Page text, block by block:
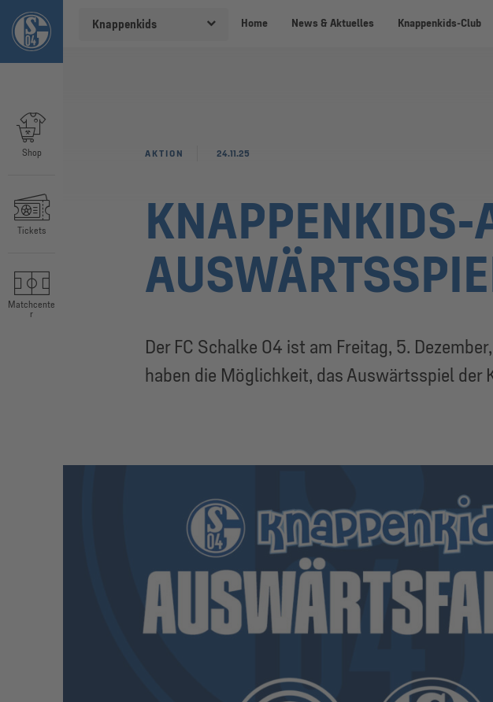
Knappenkids Home News & Aktuelles Knappenkids-Club
Shop
Tickets
Matchcente
r
KNAPPENKIDS-
Der FC Schalke 04 ist am Freitag, 5.
haben die Möglichkeit, das Auswärtsspiel der
AKTION 24.11.25